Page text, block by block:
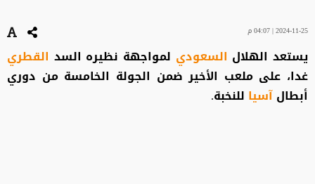
2024-11-25 | 04:07 م
يستعد الهلال السعودي لمواجهة نظيره السد القطري
غدا، على ملعب الأخير ضمن الجولة الخامسة من دوري
أبطالآسيا للنخبة.